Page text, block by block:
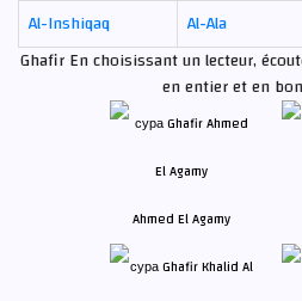
Al-Inshiqaq
Al-Ala
Ghafir En choisissant un lecteur,
en entier et en
Ahmed El Agamy